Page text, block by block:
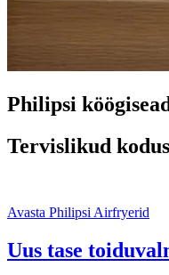
Philipsi
Tervislikud
Avasta Philipsi Airfryerid
Uus tase